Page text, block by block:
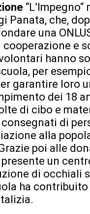
Panata, che,
una
e
hanno
per
garantire loro
dei 18
di cibo e
di
alla
poi alle
presente un
di occhiali
ha